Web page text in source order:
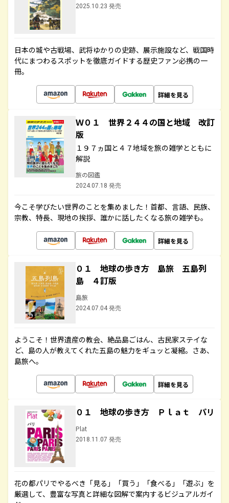
2025.10.23 発売
日本の城や古戦場、武将ゆかりの史跡、展示施設など、戦国時
代にまつわるスポットを徹底ガイドする歴史ファン必携の一
冊。
詳細を見る
Ｗ０１ 世界２４４の国と地域 改訂
版
１９７ヵ国と４７地域を旅の雑学とともに
解説
旅の図鑑
2024.07.18 発売
今こそ学びたい世界のことを集めました！首都、言語、民族、
宗教、特長、現地の挨拶、誰かに話したくなる旅の雑学も。
詳細を見る
０１ 地球の歩き方 島旅 五島列
島 ４訂版
島旅
2024.07.04 発売
ようこそ！世界遺産の教会、絶品島ごはん、古民家ステイな
ど、島の人が教えてくれた五島の魅力をギュッと凝縮。さあ、
島旅へ。
詳細を見る
０１ 地球の歩き方 Ｐｌａｔ パリ
Plat
2018.11.07 発売
花の都パリでやるべき「見る」「買う」「食べる」「遊ぶ」を
厳選して、豊富な写真と詳細な図解で案内するビジュアルガイ